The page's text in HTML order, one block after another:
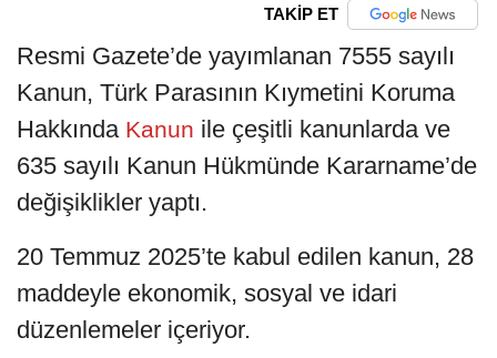
TAKİP ET
Resmi Gazete’de yayımlanan 7555 sayılı
Kanun, Türk Parasının Kıymetini Koruma
Hakkında Kanun ile çeşitli kanunlarda ve
635 sayılı Kanun Hükmünde Kararname’de
değişiklikler yaptı.
20 Temmuz 2025’te kabul edilen kanun, 28
maddeyle ekonomik, sosyal ve idari
düzenlemeler içeriyor.